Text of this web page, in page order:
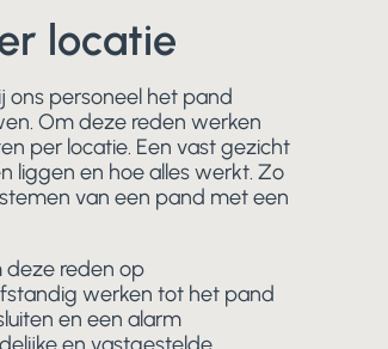
locatie
personeel het pand
Om deze reden werken
per locatie. Een vast gezicht
liggen en hoe alles werkt. Zo
van een pand met een
deze reden op
werken tot het pand
en een alarm